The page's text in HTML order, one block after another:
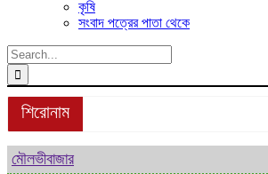
কৃষি
সংবাদ পত্রের পাতা থেকে
Search
for:
শিরোনাম
মৌলভীবাজার